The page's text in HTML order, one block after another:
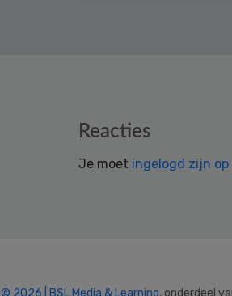
Reacties
Je moet ingelogd zijn op
© 2026 | BSL Media & Learning, onderdeel